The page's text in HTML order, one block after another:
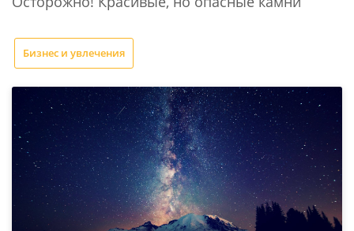
Бизнес и увлечения